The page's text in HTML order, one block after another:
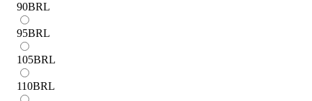
90BRL
95BRL
105BRL
110BRL